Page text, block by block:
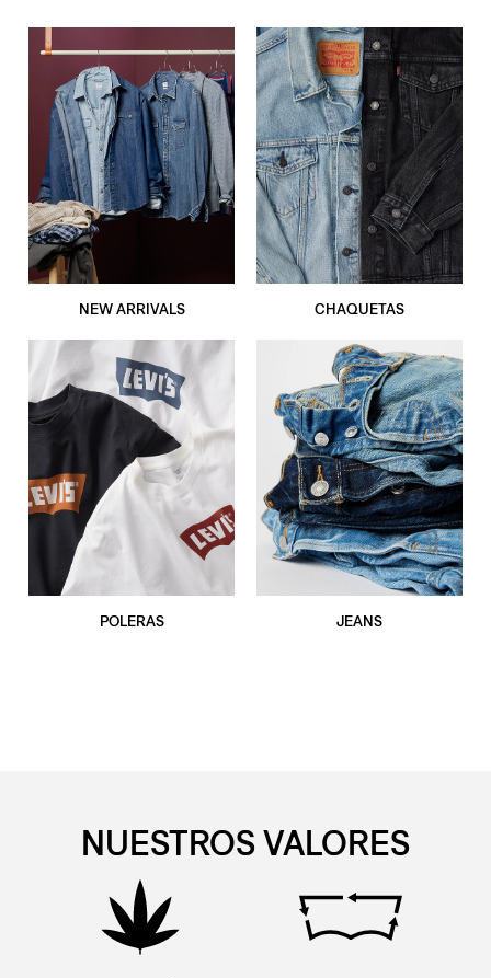
NEW ARRIVALS CHAQUETAS
POLERAS JEANS
NUESTROS VALORES